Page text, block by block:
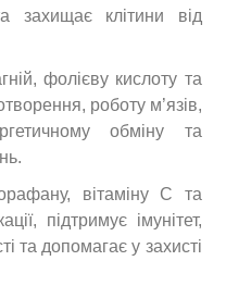
захищає клітини від
фолієву кислоту та
роботу м’язів,
обміну та
вітаміну C та
підтримує імунітет,
та допомагає у захисті